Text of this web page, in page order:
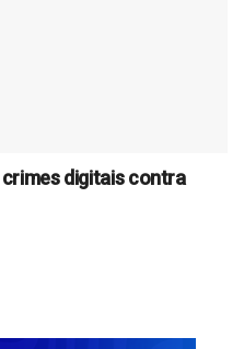
digitais contra